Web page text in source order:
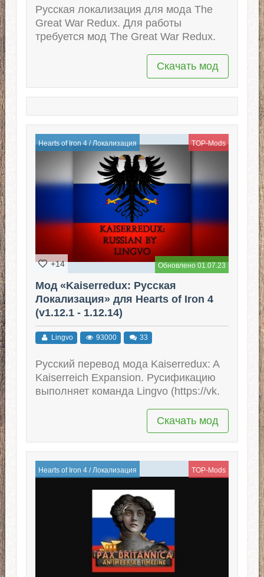
Русская локализация для мода The
Great War Redux. Для работы
требуется мод The Great War Redux.
Скачать мод
Hearts of Iron 4/Локализация TOP-Mods
Обновлено 01.07.23
+14
Мод «Kaiserredux: Русская
Локализация» для Hearts of Iron 4
(v1.12.1 - 1.12.14)
Lingvo 93000 33
Русский перевод мода Kaiserredux: A
Kaiserreich Expansion. Русификацию
выполняет команда Lingvo (https://vk.
Скачать мод
Hearts of Iron 4/ Локализация TOP-Mods